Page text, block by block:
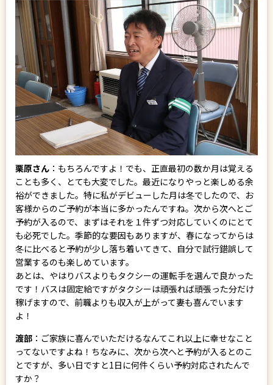
栗原さん ：もちろんですよ！でも、正直最初の数か月は覚える
ことも多く、とても大変でした。最近になりやっと楽しめる余
裕ができました。特に私がデビューした月は冬でしたので、お
客様からのご予約が本当に多かったんですね。次から次へとご
予約が入るので、まずはそれを１件ずつ対応していくのにとて
も必死でした。季節的な要因もありますが、春になってからは
冬に比べると予約が少し落ち着いてきて、自分で試行錯誤して
営業するのも楽しめています。
あとは、やはりバスよりもタクシーの運転手を選んで良かった
です！バスは固定給ですがタクシーは頑張れば頑張った分だけ
稼げますので、前職よりも収入が上がって妻も喜んでいます
よ！
渡部 ：ご家族に喜んでいただけるなんてこれ以上に幸せなこと
ってないですよね！ちなみに、次から次へと予約が入るとのこ
とですが、多い日ですと1日に何件くらい予約対応されたんで
すか？